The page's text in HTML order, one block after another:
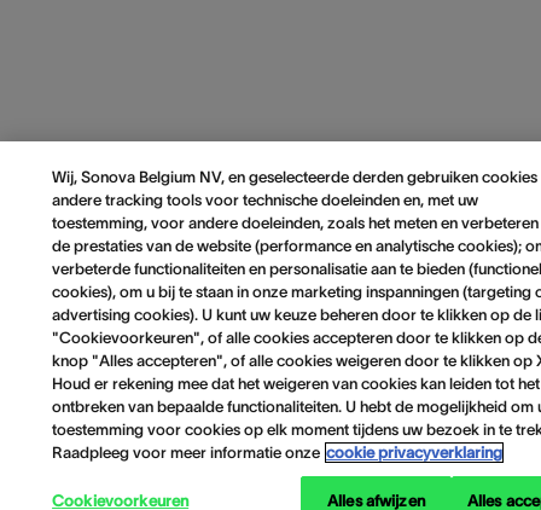
Wij, Sonova Belgium NV, en geselecteerde derden gebruiken cookies
andere tracking tools voor technische doeleinden en, met uw
toestemming, voor andere doeleinden, zoals het meten en
de prestaties van de website (performance en analytische cookies);
verbeterde functionaliteiten en personalisatie aan te bieden
cookies), om u bij te staan in onze marketing inspanningen (targeting
advertising cookies). U kunt uw keuze beheren door te klikken op de
"Cookievoorkeuren", of alle cookies accepteren door te klikken op
knop "Alles accepteren", of alle cookies weigeren door te klikken op
Houd er rekening mee dat het weigeren van cookies kan leiden tot het
ontbreken van bepaalde functionaliteiten. U hebt de mogelijkheid om
toestemming voor cookies op elk moment tijdens uw bezoek in te
Raadpleeg voor meer informatie onze cookie privacyverklaring
Cookievoorkeuren Alles afwijzen Alles